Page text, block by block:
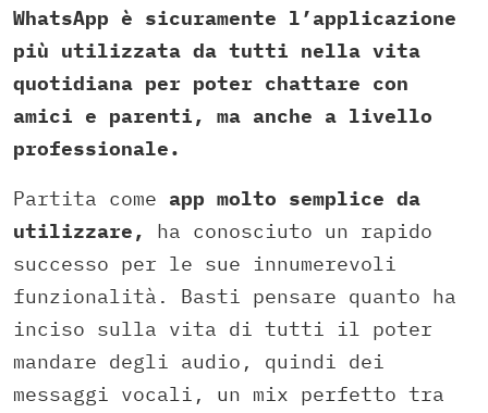
WhatsApp è sicuramente l’applicazione
più utilizzata da tutti nella vita
quotidiana per poter chattare con
amici e parenti, ma anche a livello
professionale.
Partita come app molto semplice da
utilizzare,
ha conosciuto un rapido
successo per le sue innumerevoli
funzionalità. Basti pensare quanto ha
inciso sulla vita di tutti il poter
mandare degli audio, quindi dei
messaggi vocali, un mix perfetto tra